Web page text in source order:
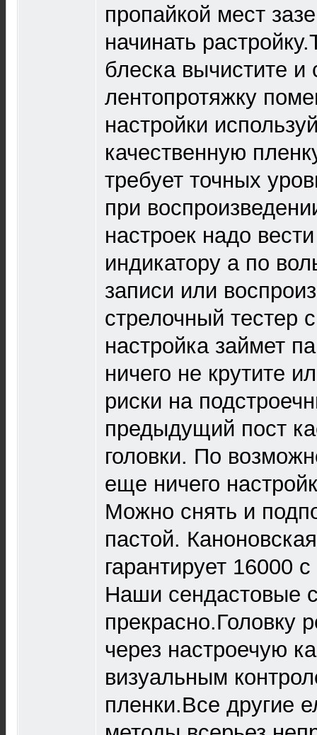
пропайкой мест
начинать
блеска вычистите и
лентопротяжку
настройки
качественную
требует точных
при
настроек надо
индикатору а по
записи или
стрелочный тестер
настройка займет
ничего не крутите
риски на
предыдущий пост
головки. По
еще ничего
Можно снять и
пастой.
гарантирует 16000
Наши сендастовые
прекрасно.Головку
через настроечую
визуальным
пленки.Все другие